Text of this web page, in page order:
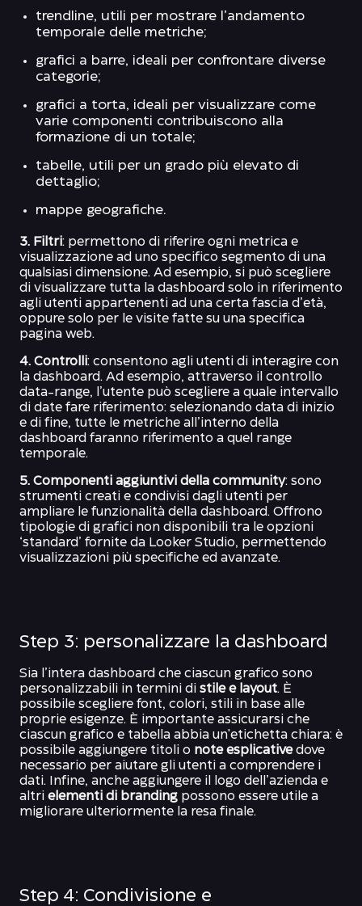
trendline, utili per mostrare l’andamento
temporale delle metriche;
grafici a barre, ideali per confrontare diverse
categorie;
grafici a torta, ideali per visualizzare come
varie componenti contribuiscono alla
formazione di un totale;
tabelle, utili per un grado più elevato di
dettaglio;
mappe geografiche.
3. Filtri : permettono di riferire ogni metrica e
visualizzazione ad uno specifico segmento di una
qualsiasi dimensione. Ad esempio, si può scegliere
di visualizzare tutta la dashboard solo in riferimento
agli utenti appartenenti ad una certa fascia d’età,
oppure solo per le visite fatte su una specifica
pagina web.
4. Controlli : consentono agli utenti di interagire con
la dashboard. Ad esempio, attraverso il controllo
data-range, l’utente può scegliere a quale intervallo
di date fare riferimento: selezionando data di inizio
e di fine, tutte le metriche all’interno della
dashboard faranno riferimento a quel range
temporale.
5. Componenti aggiuntivi della community: sono
strumenti creati e condivisi dagli utenti per
ampliare le funzionalità della dashboard. Offrono
tipologie di grafici non disponibili tra le opzioni
‘standard’ fornite da Looker Studio, permettendo
visualizzazioni più specifiche ed avanzate.
Step 3: personalizzare la dashboard
Sia l’intera dashboard che ciascun grafico sono
personalizzabili in termini di stile e layout. È
possibile scegliere font, colori, stili in base alle
proprie esigenze. È importante assicurarsi che
ciascun grafico e tabella abbia un'etichetta chiara: è
possibile aggiungere titoli o note esplicativedove
necessario per aiutare gli utenti a comprendere i
dati. Infine, anche aggiungere il logo dell’azienda e
altri elementi di branding possono essere utile a
migliorare ulteriormente la resa finale.
Step 4: Condivisione e